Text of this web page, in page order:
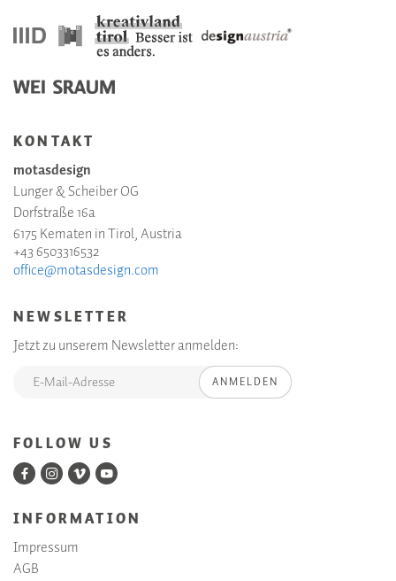
KONTAKT
motasdesign
Lunger & Scheiber OG
Dorfstraße 16a
6175 Kematen in Tirol, Austria
+43 6503316532
office@motasdesign.com
NEWSLETTER
Jetzt zu unserem Newsletter anmelden:
ANMELDEN
FOLLOW US
INFORMATION
Impressum
AGB